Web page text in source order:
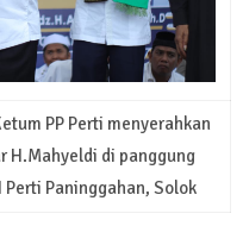
PP Perti menyerahkan
H.Mahyeldi di panggung
Paninggahan, Solok